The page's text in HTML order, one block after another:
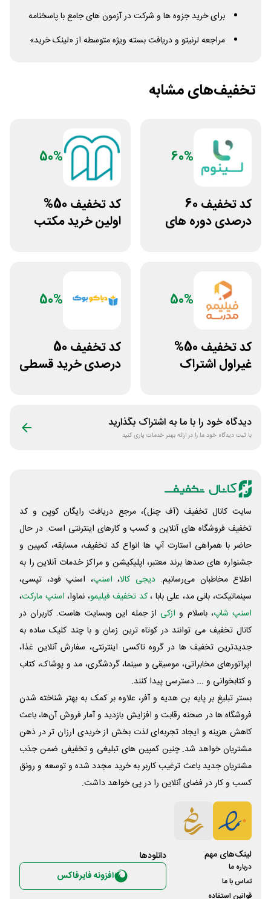
برای خرید جزوه ها و شرکت در آزمون های جامع با پاسخنامه
مراجعه لرنیتو و دریافت بسته ویژه متوسطه از «لینک خرید»
تخفیف‌های مشابه
60%
کد تخفیف 60
درصدی دوره های
50%
کد تخفیف 50%
اولین خرید مکتب
50%
کد تخفیف 50%
غیراول اشتراک
50%
کد تخفیف 50
درصدی خرید قسطی
دیدگاه خود را با ما به اشتراک بگذارید
با ثبت دیدگاه خود ما را در ارائه بهتر خدمات یاری کنید
سایت کانال تخفیف (آف چنل)، مرجع دریافت رایگان کوپن و کد
تخفیف فروشگاه های آنلاین و کسب و‌ کارهای اینترنتی است. در حال
حاضر با همراهی استارت آپ ها انواع کد تخفیف، مسابقه، کمپین و
جشنواره های صدها برند معتبر، اپلیکیشن و مراکز خدمات آنلاین را به
اطلاع مخاطبان می‌رسانیم. دیجی کالا، اسنپ، اسنپ فود، تپسی،
سینماتیکت، بانی مد، علی‌ بابا ،کد تخفیف فیلیمو، نماوا، اسنپ مارکت،
اسنپ شاپ، باسلام و ازکی از جمله این وبسایت ‌هاست. کاربران در
کانال تخفیف می توانند در کوتاه ترین زمان و با چند کلیک ساده به
جدیدترین تخفیف ها در گروه تاکسی اینترنتی، سفارش آنلاین غذا،
اپراتورهای مخابراتی، موسیقی و سینما، گردشگری، مد و پوشاک، کتاب
و کتابخوانی و ... دسترسی پیدا کنند.
بستر تبلیغ بر پایه بن هدیه و آفر، علاوه بر کمک به بهتر شناخته شدن
فروشگاه ها در صحنه رقابت و افزایش بازدید و آمار فروش آن‌ها، باعث
کاهش هزینه و ایجاد تجربه‌ای لذت بخش از خریدی ارزان تر در ذهن
مشتریان خواهد شد. چنین کمپین های تبلیغی و تخفیفی ضمن جذب
مشتریان جدید باعث ترغیب کاربر به خرید مجدد شده و توسعه و رونق
کسب و کار در فضای آنلاین را در پی خواهد داشت.
لینک‌های مهم
درباره ما
تماس با ما
قوانین استفاده
دانلود‌ها
افزونه فایرفاکس